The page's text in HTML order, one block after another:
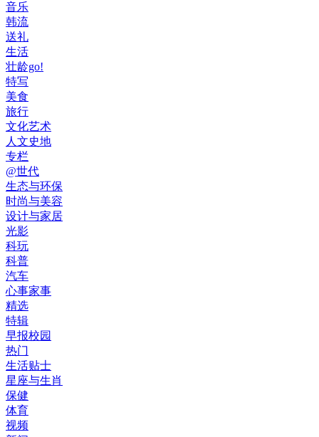
音乐
韩流
送礼
生活
壮龄go!
特写
美食
旅行
文化艺术
人文史地
专栏
@世代
生态与环保
时尚与美容
设计与家居
光影
科玩
科普
汽车
心事家事
精选
特辑
早报校园
热门
生活贴士
星座与生肖
保健
体育
视频